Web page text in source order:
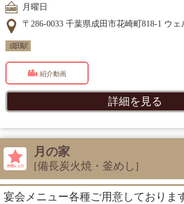
月曜日
〒286-0033 千葉県成田市花崎町818-1 ウェ
成田駅
紹介動画
詳細を見る
月の家
[備長炭火焼・釜めし]
宴会メニュー各種ご用意しておりま